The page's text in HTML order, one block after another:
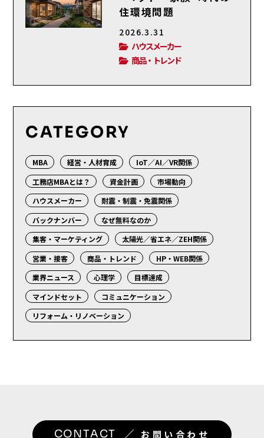
住環境問題
2026.3.31
ハウスメーカー
商品・トレンド
CATEGORY
MBA 経営・人材育成
IoT／AI／VR関係
工務店MBAとは？
資金計画
市場動向
ハウスメーカー
耐震・制震・免震関係
バックナンバー
なぜ無料なのか
集客・マーケティング
太陽光／省エネ／ZEH関係
営業・接客
商品・トレンド
HP・WEB関係
業界ニュース
心理学
目標達成
マインドセット
コミュニケーション
リフォーム・リノベーション
CONTACT ／ お問い合わせ